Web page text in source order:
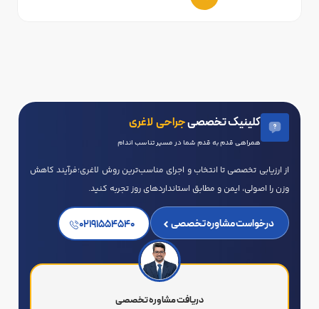
کلینیک تخصصیجراحی لاغری
همراهی قدم به قدم شما در مسیر تناسب اندام
از ارزیابی تخصصی تا انتخاب و اجرای مناسب‌ترین روش لاغری؛فرآیند کاهش
وزن را اصولی، ایمن و مطابق استانداردهای روز تجربه کنید.
درخواست مشاوره تخصصی 02191554540
دریافت مشاوره تخصصی